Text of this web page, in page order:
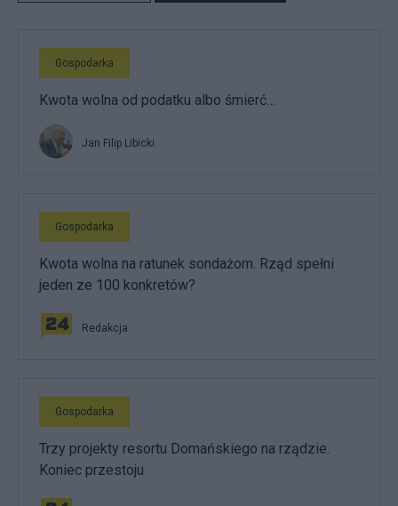
Gospodarka
Kwota wolna od podatku albo śmierć…
Jan Filip Libicki
Gospodarka
Kwota wolna na ratunek sondażom. Rząd spełni
jeden ze 100 konkretów?
Redakcja
Gospodarka
Trzy projekty resortu Domańskiego na rządzie.
Koniec przestoju